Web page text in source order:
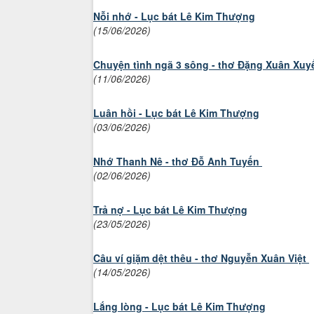
Nỗi nhớ - Lục bát Lê Kim Thượng
(15/06/2026)
Chuyện tình ngã 3 sông - thơ Đặng Xuân
(11/06/2026)
Luân hồi - Lục bát Lê Kim Thượng
(03/06/2026)
Nhớ Thanh Nê - thơ Đỗ Anh Tuyến
(02/06/2026)
Trả nợ - Lục bát Lê Kim Thượng
(23/05/2026)
Câu ví giặm dệt thêu - thơ Nguyễn Xuân Việt
(14/05/2026)
Lắng lòng - Lục bát Lê Kim Thượng